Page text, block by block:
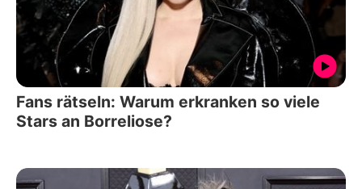
Fans rätseln: Warum erkranken so viele
Stars an Borreliose?